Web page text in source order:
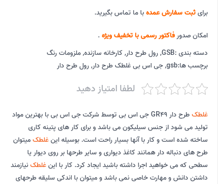
برایثبت سفارش عمدهبا ما تماس بگیرید.
امکان صدورفاکتور رسمی با تخفیف ویژه .
دسته بندی :GSB
,رول طرح دار, کارخانه سازنده,ملزومات رنگ
برچسب ها:gsb
,جی اس بی غلطک طرح دار,رول طرح دار
لطفا امتیاز دهید
غلطک
طرح دار GR49 جی اس بی توسط شرکت جی اس بی با بهترین مواد
تولید می شود از جنس سیلیکون می باشد و برای کار های پتینه کاری
ساخته شده است و کار با آنها بسیار راحت است. بوسیله اینغلطکمیتوان
طرح های دنباله دار همانند کاغذ دیواری و سایر طرحها بر روی دیوار یا
سطحی که می خواهید اجرا داشته باشید ایجاد کرد. کار با اینغلطکنیازمند
داشتن دانش و مهارت خاصی نمی باشد و میتوان با اندکی سلیقه طرحهای